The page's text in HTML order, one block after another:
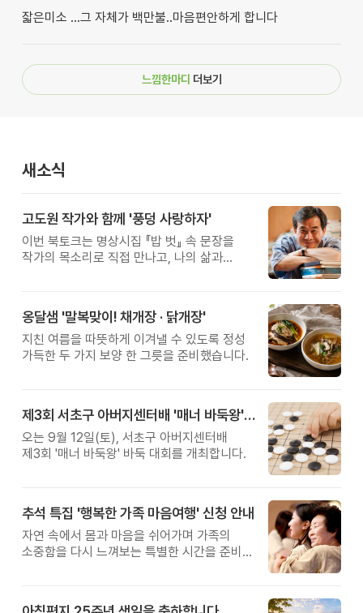
잛은미소 ...그 자체가 백만불..마음편안하게 합니다
느낌한마디 더보기
새소식
고도원 작가와 함께 '풍덩 사랑하자'
이번 북토크는 명상시집 『밥 벗』 속 문장을
작가의 목소리로 직접 만나고, 나의 삶과
옹달샘 '말복맞이! 채개장 · 닭개장'
지친 여름을 따뜻하게 이겨낼 수 있도록 정성
가득한 두 가지 보양 한 그릇을 준비했습니다.
제3회 서초구 아버지센터배 '매너 바둑왕' 대회
오는 9월 12일(토), 서초구 아버지센터배
제3회 '매너 바둑왕' 바둑 대회를 개최합니다.
추석 특집 '행복한 가족 마음여행' 신청 안내
자연 속에서 몸과 마음을 쉬어가며 가족의
소중함을 다시 느껴보는 특별한 시간을 준비해